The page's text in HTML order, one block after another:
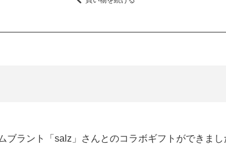
ラント「salz」さんとのコラボギフトができまし